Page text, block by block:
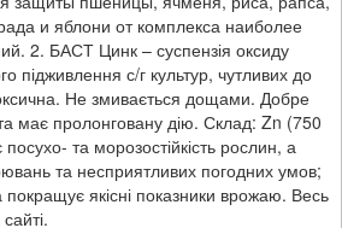
и яблони от комплекса наиболее
2. БАСТ Цинк – суспензія оксиду
підживлення с/г культур, чутливих до
Не змивається дощами. Добре
має пролонговану дію. Склад: Zn (750
та морозостійкість рослин, а
та несприятливих погодних умов;
покращує якісні показники врожаю. Весь